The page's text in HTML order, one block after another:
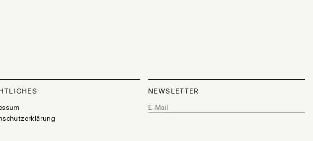
NEWSLETTER